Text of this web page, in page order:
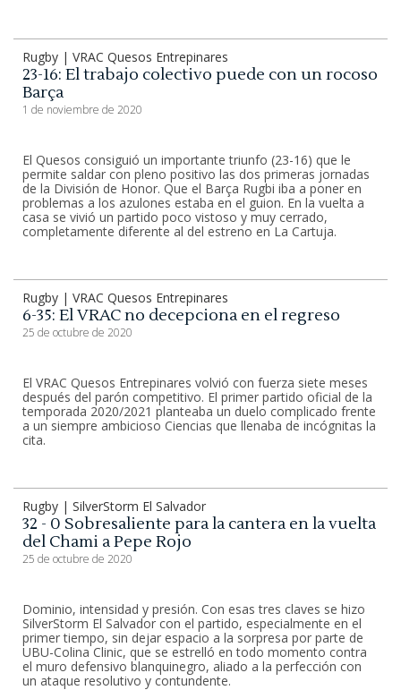
Rugby | VRAC Quesos Entrepinares
23-16: El trabajo colectivo puede con un rocoso
Barça
1 de noviembre de 2020
El Quesos consiguió un importante triunfo (23-16) que le
permite saldar con pleno positivo las dos primeras jornadas
de la División de Honor. Que el Barça Rugbi iba a poner en
problemas a los azulones estaba en el guion. En la vuelta a
casa se vivió un partido poco vistoso y muy cerrado,
completamente diferente al del estreno en La Cartuja.
Rugby | VRAC Quesos Entrepinares
6-35: El VRAC no decepciona en el regreso
25 de octubre de 2020
El VRAC Quesos Entrepinares volvió con fuerza siete meses
después del parón competitivo. El primer partido oficial de la
temporada 2020/2021 planteaba un duelo complicado frente
a un siempre ambicioso Ciencias que llenaba de incógnitas la
cita.
Rugby | SilverStorm El Salvador
32 - 0 Sobresaliente para la cantera en la vuelta
del Chami a Pepe Rojo
25 de octubre de 2020
Dominio, intensidad y presión. Con esas tres claves se hizo
SilverStorm El Salvador con el partido, especialmente en el
primer tiempo, sin dejar espacio a la sorpresa por parte de
UBU-Colina Clinic, que se estrelló en todo momento contra
el muro defensivo blanquinegro, aliado a la perfección con
un ataque resolutivo y contundente.